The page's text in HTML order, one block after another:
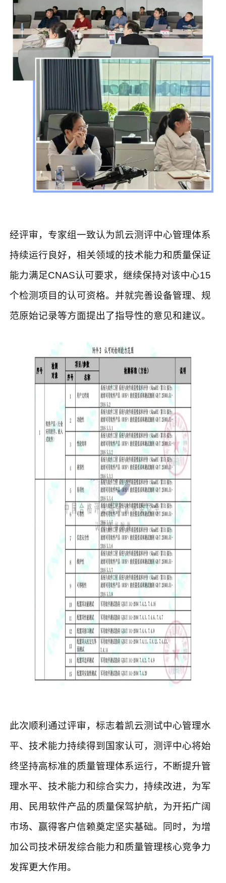
经评审，专家组一致认为凯云测评中心管理体系
持续运行良好，相关领域的技术能力和质量保证
能力满足CNAS认可要求，继续保持对该中心15
个检测项目的认可资格。并就完善设备管理、规
范原始记录等方面提出了指导性的意见和建议。
此次顺利通过评审，标志着凯云测试中心管理水
平、技术能力持续得到国家认可，测评中心将始
终坚持高标准的质量管理体系运行，不断提升管
理水平、技术能力和综合实力，持续改进，为军
用、民用软件产品的质量保驾护航，为开拓广阔
市场、赢得客户信赖奠定坚实基础。同时，为增
加公司技术研发综合能力和质量管理核心竞争力
发挥更大作用。